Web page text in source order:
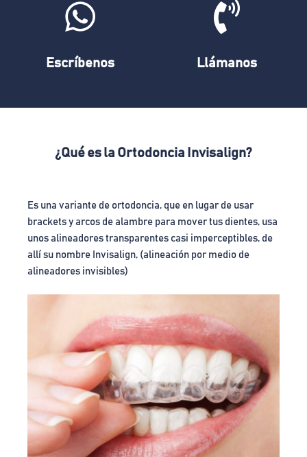
Escríbenos Llámanos
¿Qué es la Ortodoncia Invisalign?
Es una variante de ortodoncia, que en lugar de usar
brackets y arcos de alambre para mover tus dientes, usa
unos alineadores transparentes casi imperceptibles, de
allí su nombre Invisalign, (alineación por medio de
alineadores invisibles)